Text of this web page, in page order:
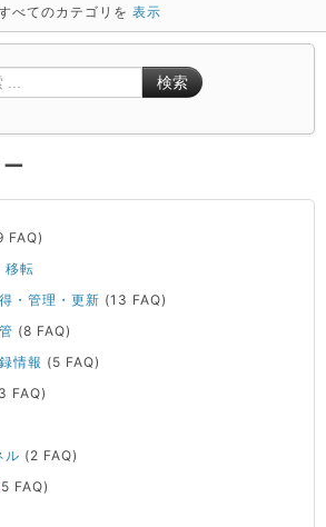
べてのカテゴリを 表示
検索
FAQ)
移転
・管理・更新 (13 FAQ)
(8 FAQ)
情報 (5 FAQ)
FAQ)
ル (2 FAQ)
FAQ)